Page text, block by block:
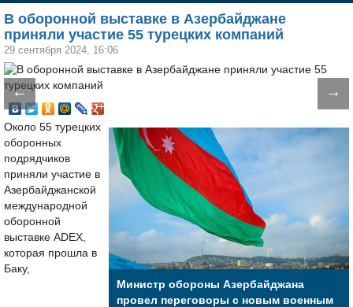
В оборонной выставке в Азербайджане
приняли участие 55 турецких компаний
29 сентября 2024, 16:06
← →
Министр обороны Азербайджана
провел переговоры с новым военным
Около 55 турецких
оборонных
подрядчиков
приняли участие в
Азербайджанской
международной
оборонной
выставке ADEX,
которая прошла в
Баку,